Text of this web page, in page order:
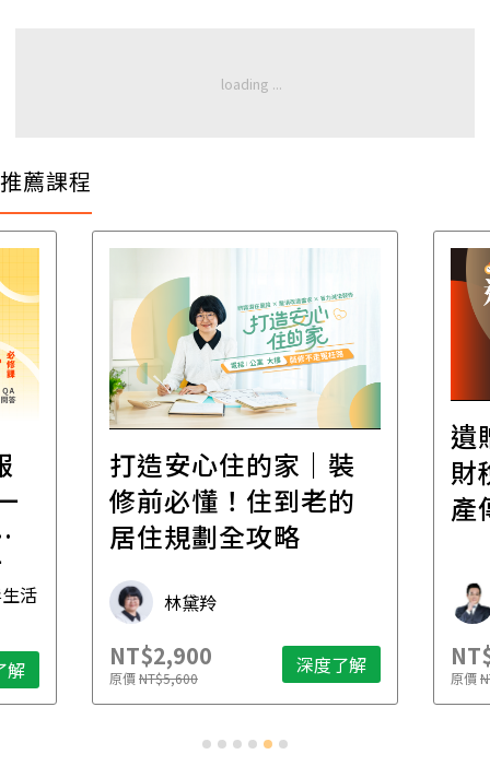
推薦課程
活
解
打造安心住的家｜裝
修前必懂！住到老的
居住規劃全攻略
林黛羚
NT$2,900
原價NT$5,600 深度了解
遺
財
產
原價